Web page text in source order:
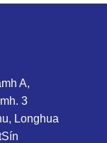
A,
3
Longhua